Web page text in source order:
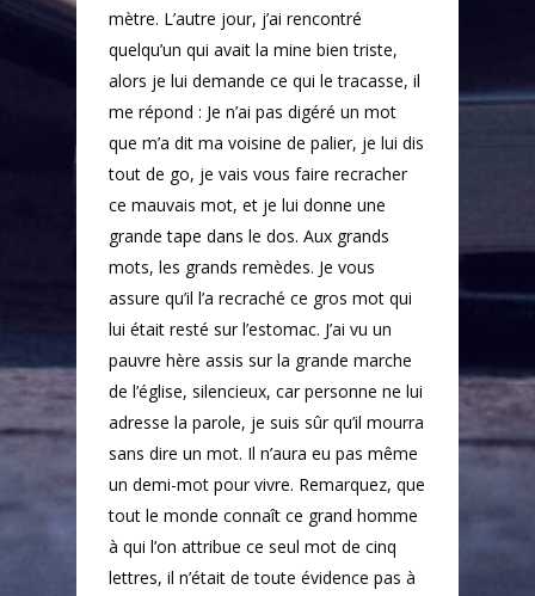
mètre. L’autre jour, j’ai rencontré
quelqu’un qui avait la mine bien triste,
alors je lui demande ce qui le tracasse, il
me répond : Je n’ai pas digéré un mot
que m’a dit ma voisine de palier, je lui dis
tout de go, je vais vous faire recracher
ce mauvais mot, et je lui donne une
grande tape dans le dos. Aux grands
mots, les grands remèdes. Je vous
assure qu’il l’a recraché ce gros mot qui
lui était resté sur l’estomac. J’ai vu un
pauvre hère assis sur la grande marche
de l’église, silencieux, car personne ne lui
adresse la parole, je suis sûr qu’il mourra
sans dire un mot. Il n’aura eu pas même
un demi-mot pour vivre. Remarquez, que
tout le monde connaît ce grand homme
à qui l’on attribue ce seul mot de cinq
lettres, il n’était de toute évidence pas à